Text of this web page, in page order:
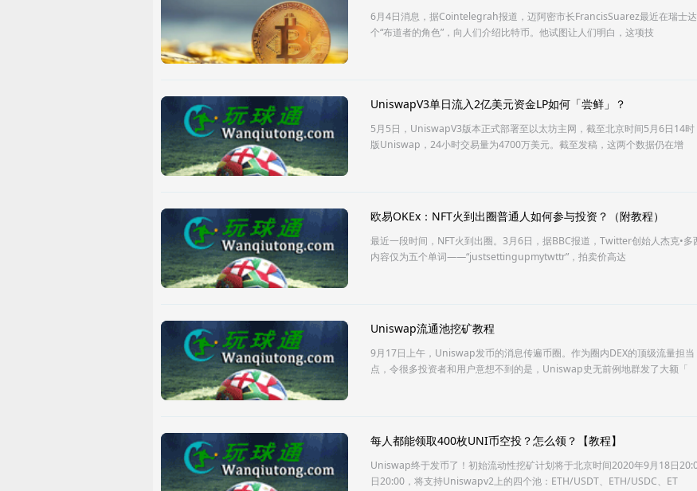
6月4日消息，据Cointelegrah报道，迈阿密市长FrancisSuarez最近在瑞士
个“布道者的角色”，向人们介绍比特币。他试图让人们明白，这项技
UniswapV3单日流入2亿美元资金LP如何「尝鲜」？
5月5日，UniswapV3版本正式部署至以太坊主网，截至北京时间5月6日14
版Uniswap，24小时交易量为4700万美元。截至发稿，这两个数据仍在增
欧易OKEx：NFT火到出圈普通人如何参与投资？（附教程）
最近一段时间，NFT火到出圈。3月6日，据BBC报道，Twitter创始人杰克•多
内容仅为五个单词——“justsettingupmytwttr”，拍卖价高达
Uniswap流通池挖矿教程
9月17日上午，Uniswap发币的消息传遍币圈。作为圈内DEX的顶级流量担
点，令很多投资者和用户意想不到的是，Uniswap史无前例地群发了大额「
每人都能领取400枚UNI币空投？怎么领？【教程】
Uniswap终于发币了！初始流动性挖矿计划将于北京时间2020年9月18日
日20:00，将支持Uniswapv2上的四个池：ETH/USDT、ETH/USDC、ET